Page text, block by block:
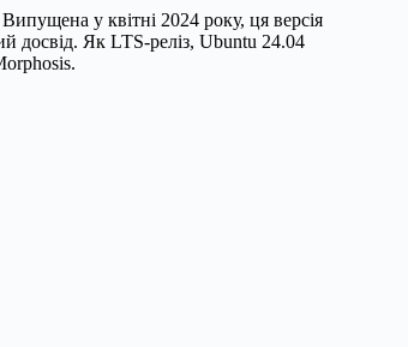
у квітні 2024 року, ця версія
досвід. Як LTS-реліз, Ubuntu 24.04